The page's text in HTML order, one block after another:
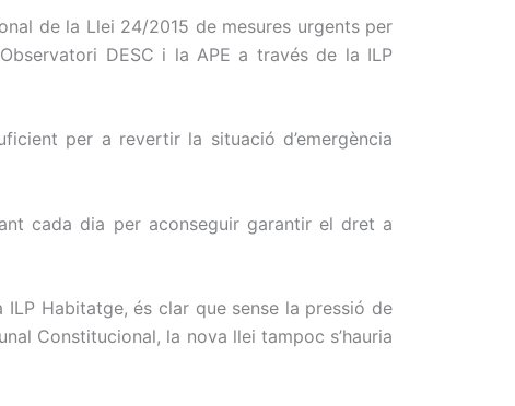
de la Llei 24/2015 de mesures urgents per
DESC i la APE a través de la ILP
per a revertir la situació d’emergència
cada dia per aconseguir garantir el dret a
Habitatge, és clar que sense la pressió de
Constitucional, la nova llei tampoc s’hauria